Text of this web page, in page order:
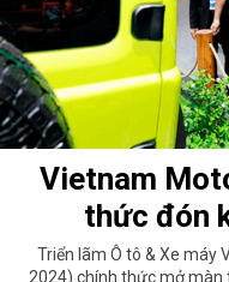
Vietnam
thức đón
Triển lãm Ô tô & Xe máy
2024) chính thức mở màn